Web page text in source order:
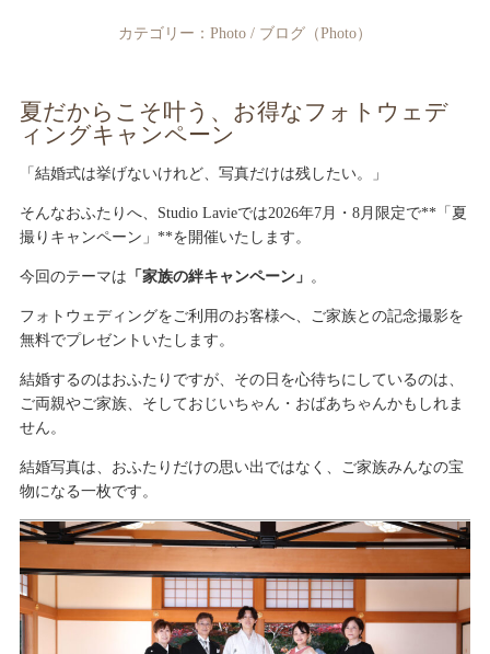
カテゴリー： Photo / ブログ（Photo）
夏だからこそ叶う、お得なフォトウェデ
ィングキャンペーン
「結婚式は挙げないけれど、写真だけは残したい。」
そんなおふたりへ、Studio Lavieでは2026年7月・8月限定で**「夏
撮りキャンペーン」**を開催いたします。
今回のテーマは 「家族の絆キャンペーン」 。
フォトウェディングをご利用のお客様へ、ご家族との記念撮影を
無料でプレゼントいたします。
結婚するのはおふたりですが、その日を心待ちにしているのは、
ご両親やご家族、そしておじいちゃん・おばあちゃんかもしれま
せん。
結婚写真は、おふたりだけの思い出ではなく、ご家族みんなの宝
物になる一枚です。